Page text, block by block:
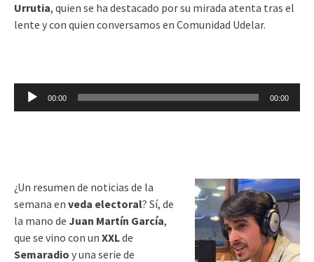
Urrutia, quien se ha destacado por su mirada atenta tras el
lente y con quien conversamos en Comunidad Udelar.
Reproductor
00:00 00:00
¿Un resumen de noticias de la
semana en veda electoral? Sí, de
la mano de Juan Martín García,
que se vino con un XXLde
Semaradio y una serie de